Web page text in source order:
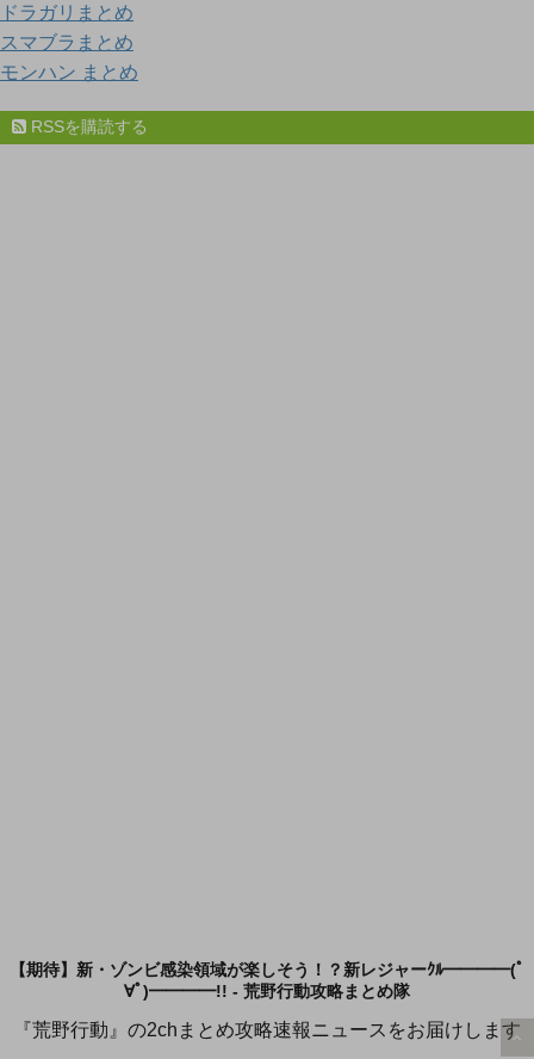
ドラガリまとめ
スマブラまとめ
モンハン まとめ
RSSを購読する
【期待】新・ゾンビ感染領域が楽しそう！？新レジャーｸﾙ━━━━(ﾟ
∀ﾟ)━━━━!! - 荒野行動攻略まとめ隊
『荒野行動』の2chまとめ攻略速報ニュースをお届けします